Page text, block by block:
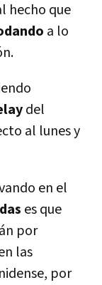
hecho que
a lo
del
al lunes y
en el
es que
por
las
por